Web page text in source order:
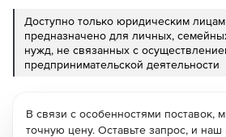
Доступно только юридическим
предназначено для личных,
нужд, не связанных с
предпринимательской деятельности
В связи с особенностями поставок,
точную цену. Оставьте запрос, и